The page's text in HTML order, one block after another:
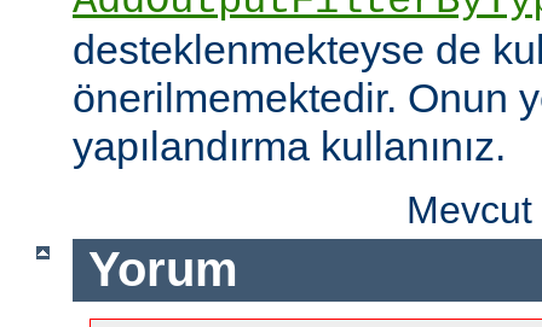
desteklenmekteyse de
önerilmemektedir. Onun
yapılandırma kullanınız.
Yorum